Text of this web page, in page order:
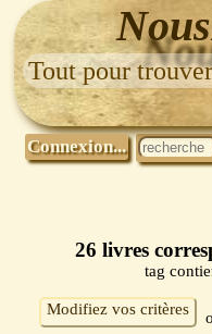
Tout pour
Connexion...
26 livres
tag
Modifiez vos critères